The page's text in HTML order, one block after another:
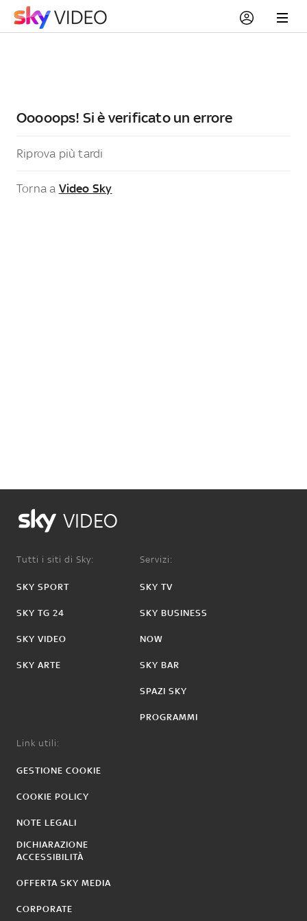
Ooooops! Si è verificato un errore
Riprova più tardi
Torna a Video Sky
VIDEO
Tutti i siti di Sky:
SKY SPORT
SKY TG 24
SKY VIDEO
SKY ARTE
Servizi:
SKY TV
SKY BUSINESS
NOW
SKY BAR
SPAZI SKY
PROGRAMMI
Link utili:
GESTIONE COOKIE
COOKIE POLICY
NOTE LEGALI
DICHIARAZIONE
ACCESSIBILITÀ
OFFERTA SKY MEDIA
CORPORATE